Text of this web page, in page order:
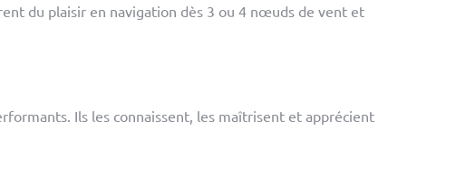
du plaisir en navigation dès 3 ou 4 nœuds de vent et
Ils les connaissent, les maîtrisent et apprécient